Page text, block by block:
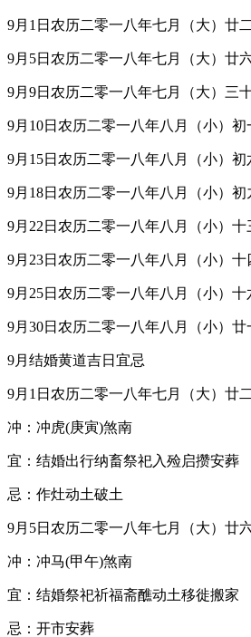
9月1日农历二零一八年七月（大）廿
9月5日农历二零一八年七月（大）廿
9月9日农历二零一八年七月（大）三
9月10日农历二零一八年八月（小）
9月15日农历二零一八年八月（小）
9月18日农历二零一八年八月（小）
9月22日农历二零一八年八月（小）
9月23日农历二零一八年八月（小）
9月25日农历二零一八年八月（小）
9月30日农历二零一八年八月（小）
9月结婚黄道吉日宜忌
9月1日农历二零一八年七月（大）廿
冲：冲虎(庚寅)煞南
宜：结婚出行纳畜祭祀入殓启攒安葬
忌：作灶动土破土
9月5日农历二零一八年七月（大）廿
冲：冲马(甲午)煞南
宜：结婚祭祀祈福斋醮动土移徙搬家
忌：开市安葬